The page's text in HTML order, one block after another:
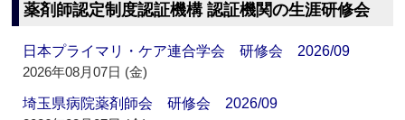
薬剤師認定制度認証機構 認証機関の生涯研修会
日本プライマリ・ケア連合学会 研修会 2026/09
2026年08月07日 (金)
埼玉県病院薬剤師会 研修会 2026/09